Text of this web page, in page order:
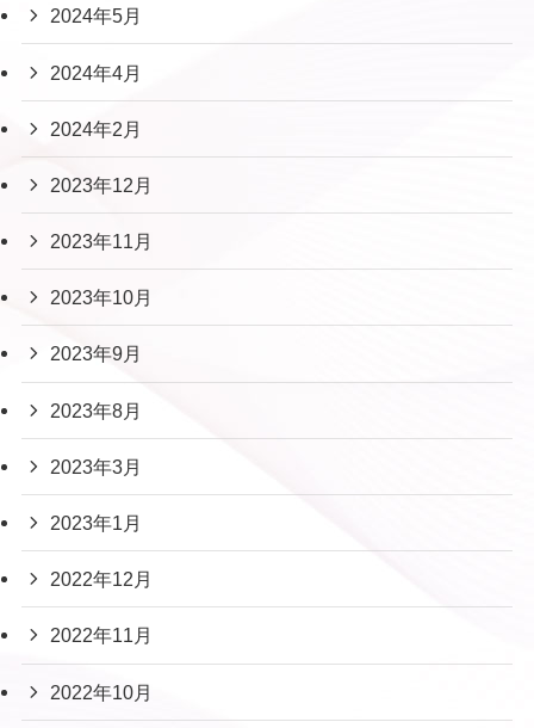
2024年5月
2024年4月
2024年2月
2023年12月
2023年11月
2023年10月
2023年9月
2023年8月
2023年3月
2023年1月
2022年12月
2022年11月
2022年10月